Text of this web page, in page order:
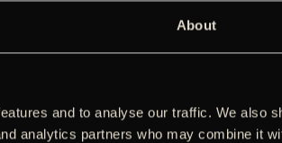
About
and to analyse our traffic. We also
analytics partners who may combine it
‘Kilden i
De klassiske
er tilbage i